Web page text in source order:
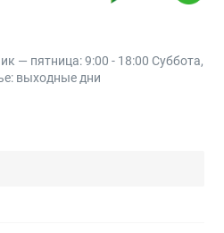
— пятница: 9:00 - 18:00 Суббота,
выходные дни